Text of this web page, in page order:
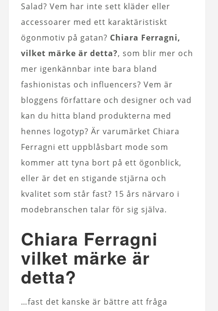
Salad? Vem har inte sett kläder eller
accessoarer med ett karaktäristiskt
ögonmotiv på gatan? Chiara Ferragni,
vilket märke är detta?, som blir mer och
mer igenkännbar inte bara bland
fashionistas och influencers? Vem är
bloggens författare och designer och vad
kan du hitta bland produkterna med
hennes logotyp? Är varumärket Chiara
Ferragni ett uppblåsbart mode som
kommer att tyna bort på ett ögonblick,
eller är det en stigande stjärna och
kvalitet som står fast? 15 års närvaro i
modebranschen talar för sig själva.
Chiara Ferragni
vilket märke är
detta?
…fast det kanske är bättre att fråga